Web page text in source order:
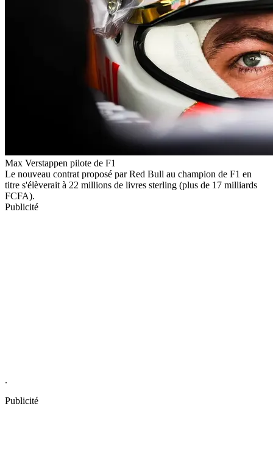
Max Verstappen pilote de F1
Le nouveau contrat proposé par Red Bull au champion de F1 en
titre s'élèverait à 22 millions de livres sterling (plus de 17 milliards
FCFA).
Publicité
.
Publicité